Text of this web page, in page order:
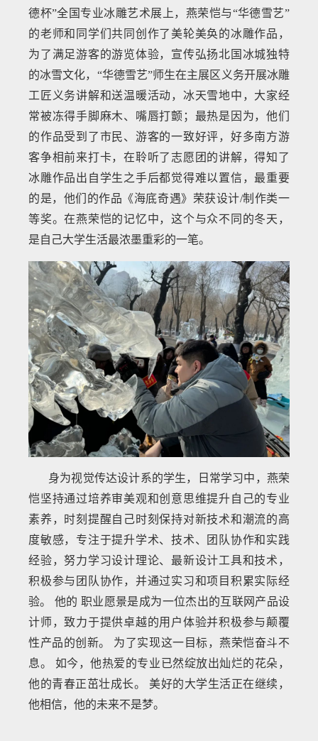
德杯”全国专业冰雕艺术展上，燕荣恺与“华德雪艺”
的老师和同学们共同创作了美轮美奂的冰雕作品，
为了满足游客的游览体验，宣传弘扬北国冰城独特
的冰雪文化，“华德雪艺”师生在主展区义务开展冰雕
工匠义务讲解和送温暖活动，冰天雪地中，大家经
常被冻得手脚麻木、嘴唇打颤；最热是因为，他们
的作品受到了市民、游客的一致好评，好多南方游
客争相前来打卡，在聆听了志愿团的讲解，得知了
冰雕作品出自学生之手后都觉得难以置信，最重要
的是，他们的作品《海底奇遇》荣获设计/制作类一
等奖。在燕荣恺的记忆中，这个与众不同的冬天，
是自己大学生活最浓墨重彩的一笔。
身为视觉传达设计系的学生，日常学习中，燕荣
恺坚持通过培养审美观和创意思维提升自己的专业
素养，时刻提醒自己时刻保持对新技术和潮流的高
度敏感，专注于提升学术、技术、团队协作和实践
经验，努力学习设计理论、最新设计工具和技术，
积极参与团队协作，并通过实习和项目积累实际经
验。 他的 职业愿景是成为一位杰出的互联网产品设
计师，致力于提供卓越的用户体验并积极参与颠覆
性产品的创新。 为了实现这一目标，燕荣恺奋斗不
息。 如今，他热爱的专业已然绽放出灿烂的花朵，
他的青春正茁壮成长。 美好的大学生活正在继续，
他相信，他的未来不是梦。